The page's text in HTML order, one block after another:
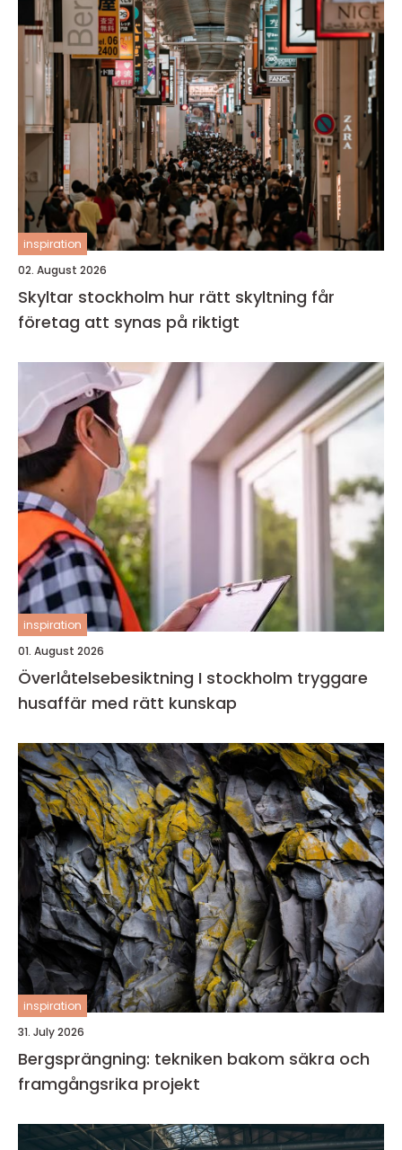
inspiration
02. August 2026
Skyltar stockholm hur rätt skyltning får
företag att synas på riktigt
inspiration
01. August 2026
Överlåtelsebesiktning I stockholm tryggare
husaffär med rätt kunskap
inspiration
31. July 2026
Bergsprängning: tekniken bakom säkra och
framgångsrika projekt